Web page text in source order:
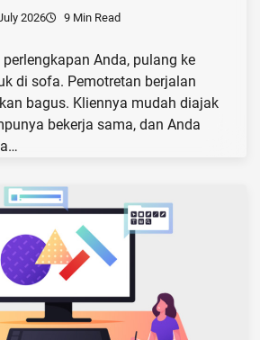
2026 9 Min Read
Anda, pulang ke
di sofa. Pemotretan berjalan
bagus. Kliennya mudah diajak
bekerja sama, dan Anda